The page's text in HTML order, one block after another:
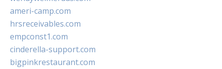
ameri-camp.com
hrsreceivables.com
empconst1.com
cinderella-support.com
bigpinkrestaurant.com